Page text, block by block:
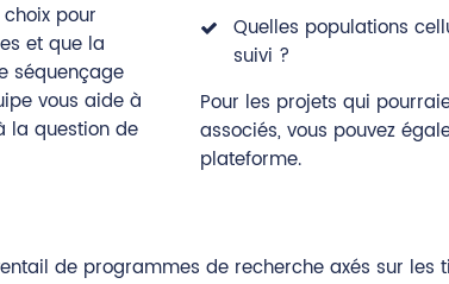
pour
et que la
séquençage
vous aide à
la question de
Quelles populations
suivi ?
Pour les projets qui
associés, vous pouvez
plateforme.
de programmes de recherche axés sur les